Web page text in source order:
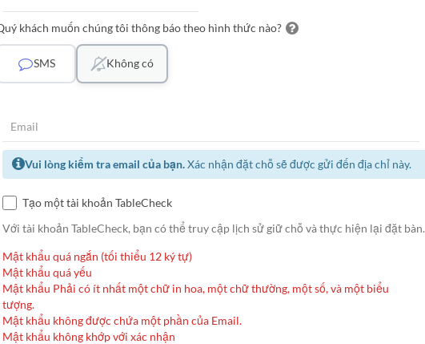
khách muốn chúng tôi thông báo theo hình thức nào?
SMS Không có
Vui lòng kiểm tra email của bạn.Xác nhận đặt chỗ sẽ được gửi đến địa chỉ này.
Tạo một tài khoản TableCheck
Với tài khoản TableCheck, bạn có thể truy cập lịch sử giữ chỗ và thực hiện lại đặt bàn.
Mật khẩu quá ngắn (tối thiểu 12 ký tự)
Mật khẩu quá yếu
Mật khẩu Phải có ít nhất một chữ in hoa, một chữ thường, một số, và một biểu
tượng.
Mật khẩu không được chứa một phần của Email.
Mật khẩu không khớp với xác nhận